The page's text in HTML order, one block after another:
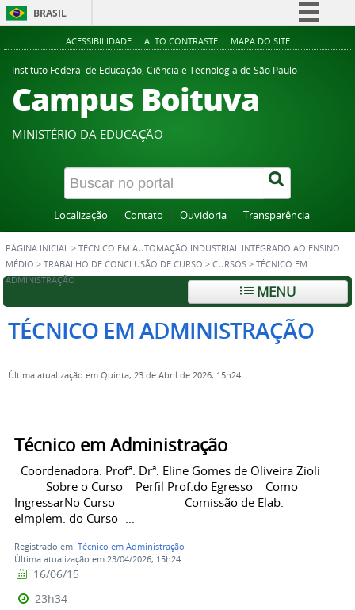
BRASIL
Simplifique!
Comunica BR
Acesso à informação
Canais
ACESSIBILIDADE ALTO CONTRASTE MAPA DO SITE
Instituto Federal de Educação, Ciência e Tecnologia de São Paulo
Campus Boituva
MINISTÉRIO DA EDUCAÇÃO
Localização Contato Ouvidoria Transparência
PÁGINA INICIAL > TÉCNICO EM AUTOMAÇÃO INDUSTRIAL INTEGRADO AO ENSINO
MÉDIO > TRABALHO DE CONCLUSÃO DE CURSO > CURSOS > TÉCNICO EM
ADMINISTRAÇÃO
MENU
TÉCNICO EM ADMINISTRAÇÃO
Última atualização em Quinta, 23 de Abril de 2026, 15h24
Técnico em Administração
Coordenadora: Profª. Drª. Eline Gomes de Oliveira Zioli
Sobre o Curso Perfil Prof.do Egresso Como
IngressarNo Curso Comissão de Elab.
eImplem. do Curso -...
Registrado em: Técnico em Administração
Última atualização em 23/04/2026, 15h24
16/06/15
23h34